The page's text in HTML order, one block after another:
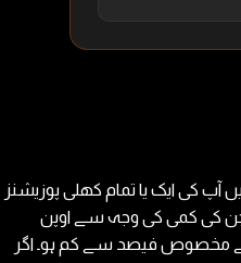
کی ایک یا تمام کھلی پوزیشنز
کی کمی کی وجہ سے اوپن
کے مخصوص فیصد سے کم ہو۔ اگر